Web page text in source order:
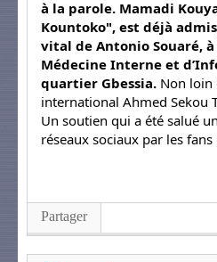
à la parole. Mamadi
Kountoko", est déjà
vital de Antonio Souaré,
Médecine Interne et
quartier Gbessia. Non loin
international Ahmed Sekou
Un soutien qui a été salué
réseaux sociaux par les
Partager